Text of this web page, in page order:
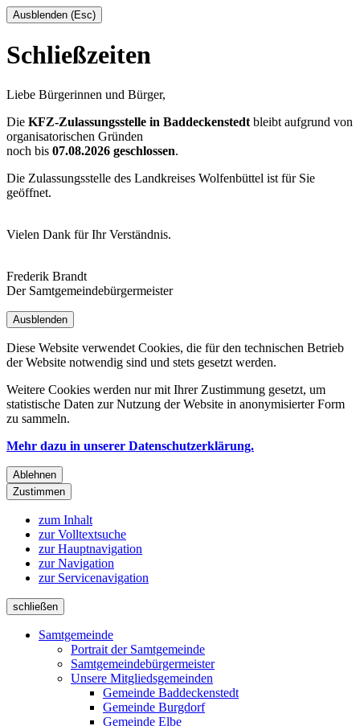
Ausblenden (Esc)
Schließzeiten
Liebe Bürgerinnen und Bürger,
Die KFZ-Zulassungsstelle in Baddeckenstedt bleibt aufgrund von
organisatorischen Gründen
noch bis 07.08.2026 geschlossen.
Die Zulassungsstelle des Landkreises Wolfenbüttel ist für Sie
geöffnet.
Vielen Dank für Ihr Verständnis.
Frederik Brandt
Der Samtgemeindebürgermeister
Ausblenden
Diese Website verwendet Cookies, die für den technischen Betrieb
der Website notwendig sind und stets gesetzt werden.
Weitere Cookies werden nur mit Ihrer Zustimmung gesetzt, um
statistische Daten zur Nutzung der Website in anonymisierter Form
zu sammeln.
Mehr dazu in unserer Datenschutzerklärung.
Ablehnen
Zustimmen
zum Inhalt
zur Volltextsuche
zur Hauptnavigation
zur Navigation
zur Servicenavigation
schließen
Samtgemeinde
Portrait der Samtgemeinde
Samtgemeindebürgermeister
Unsere Mitgliedsgemeinden
Gemeinde Baddeckenstedt
Gemeinde Burgdorf
Gemeinde Elbe